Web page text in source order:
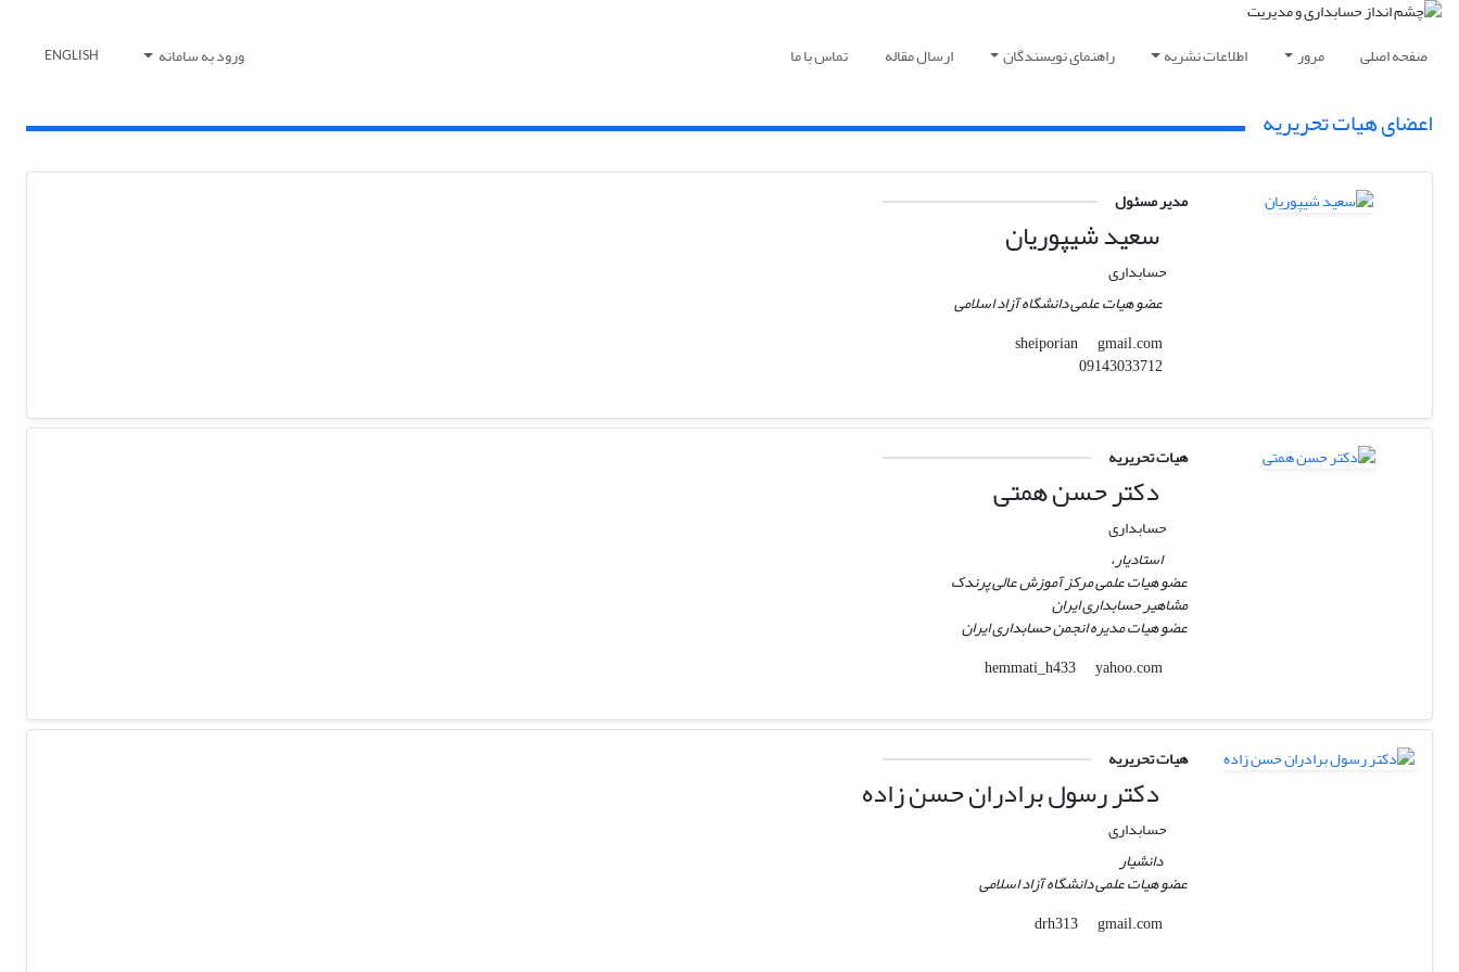
صفحه اصلی مرور اطلاعات نشریه راهنمای نویسندگان ارسال مقاله تماس با ما ورود به سامانه ENGLISH
اعضای هیات تحریریه
مدیر مسئول
سعید شیپوریان
حسابداری
عضو هیات علمی دانشگاه آزاد اسلامی
sheiporian
gmail.com
09143033712
هیات تحریریه
دکتر حسن همتی
حسابداری
استادیار،
عضو هیات علمی مرکز آموزش عالی پرندک
مشاهیر حسابداری ایران
عضو هیات مدیره انجمن حسابداری ایران
hemmati_h433
yahoo.com
هیات تحریریه
دکتر رسول برادران حسن زاده
حسابداری
دانشیار
عضو هیات علمی دانشگاه آزاد اسلامی
drh313
gmail.com